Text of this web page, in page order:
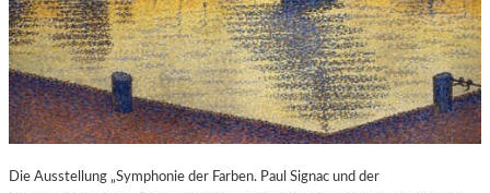
Die Ausstellung „Symphonie der Farben. Paul Signac und der